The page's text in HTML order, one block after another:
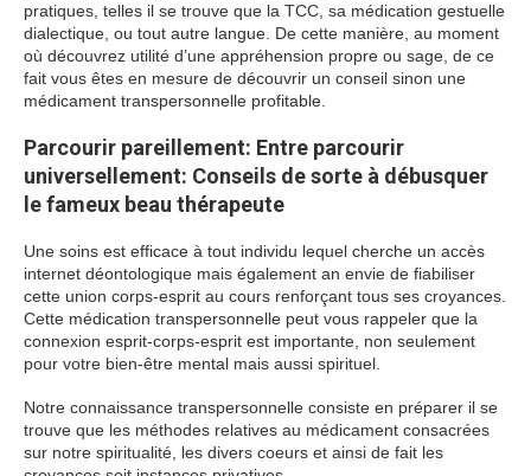
pratiques, telles il se trouve que la TCC, sa médication gestuelle
dialectique, ou tout autre langue. De cette manière, au moment
où découvrez utilité d’une appréhension propre ou sage, de ce
fait vous êtes en mesure de découvrir un conseil sinon une
médicament transpersonnelle profitable.
Parcourir pareillement: Entre parcourir
universellement: Conseils de sorte à débusquer
le fameux beau thérapeute
Une soins est efficace à tout individu lequel cherche un accès
internet déontologique mais également an envie de fiabiliser
cette union corps-esprit au cours renforçant tous ses croyances.
Cette médication transpersonnelle peut vous rappeler que la
connexion esprit-corps-esprit est importante, non seulement
pour votre bien-être mental mais aussi spirituel.
Notre connaissance transpersonnelle consiste en préparer il se
trouve que les méthodes relatives au médicament consacrées
sur notre spiritualité, les divers coeurs et ainsi de fait les